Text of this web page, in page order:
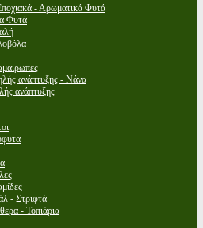
- Αρωματικά Φυτά
Φυτά
ανάπτυξης - Νάνα
ανάπτυξης
- Στριφτά
- Τοπιάρια